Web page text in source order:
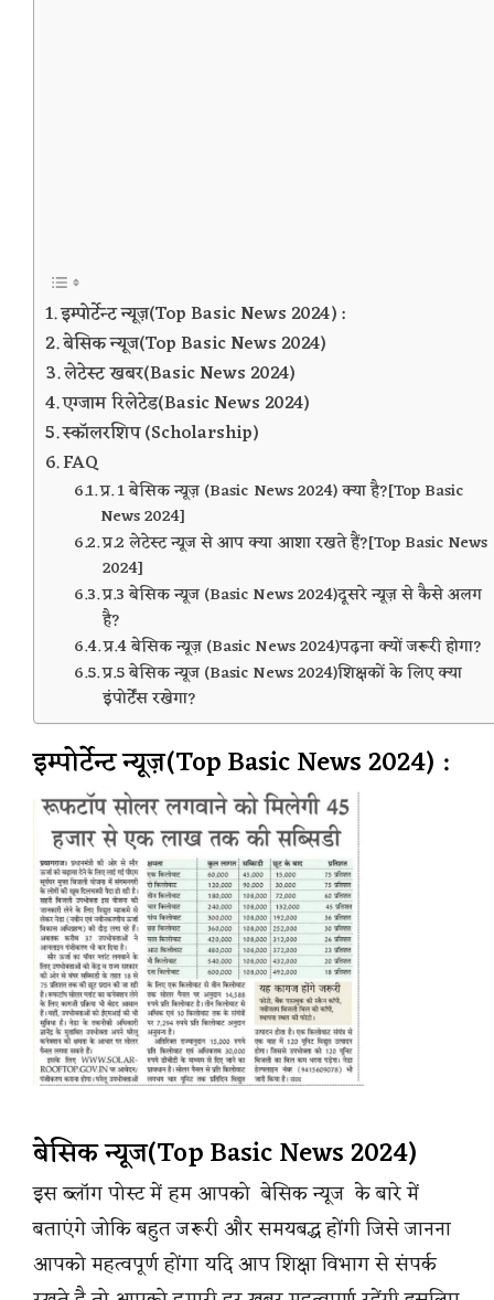
इम्पोर्टेन्ट न्यूज़(Top Basic News 2024) :
बेसिक न्यूज(Top Basic News 2024)
लेटेस्ट खबर(Basic News 2024)
एग्जाम रिलेटेड(Basic News 2024)
स्कॉलरशिप (Scholarship)
FAQ
प्र. 1 बेसिक न्यूज़ (Basic News 2024) क्या है?[Top Basic
News 2024]
प्र.2 लेटेस्ट न्यूज से आप क्या आशा रखते हैं?[Top Basic News
2024]
प्र.3 बेसिक न्यूज (Basic News 2024)दूसरे न्यूज़ से कैसे अलग
है?
प्र.4 बेसिक न्यूज़ (Basic News 2024)पढ़ना क्यों जरूरी होगा?
प्र.5 बेसिक न्यूज (Basic News 2024)शिक्षकों के लिए क्या
इंपोर्टेंस रखेगा?
इम्पोर्टेन्ट न्यूज़(Top Basic News 2024) :
बेसिक न्यूज(Top Basic News 2024)
इस ब्लॉग पोस्ट में हम आपको बेसिक न्यूज के बारे में
बताएंगे जोकि बहुत जरूरी और समयबद्ध होंगी जिसे जानना
आपको महत्वपूर्ण होंगा यदि आप शिक्षा विभाग से संपर्क